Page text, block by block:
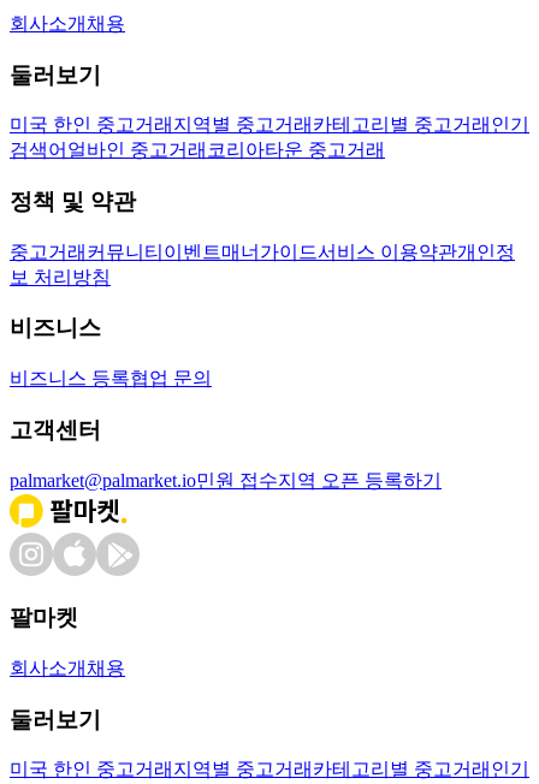
회사소개 채용
둘러보기
미국 한인 중고거래 지역별 중고거래 카테고리별 중고거래 인기
검색어 얼바인 중고거래 코리아타운 중고거래
정책 및 약관
중고거래 커뮤니티 이벤트매너가이드서비스 이용약관개인정
보 처리방침
비즈니스
비즈니스 등록협업 문의
고객센터
palmarket@palmarket.io민원 접수지역 오픈 등록하기
팔마켓
회사소개 채용
둘러보기
미국 한인 중고거래 지역별 중고거래 카테고리별 중고거래 인기